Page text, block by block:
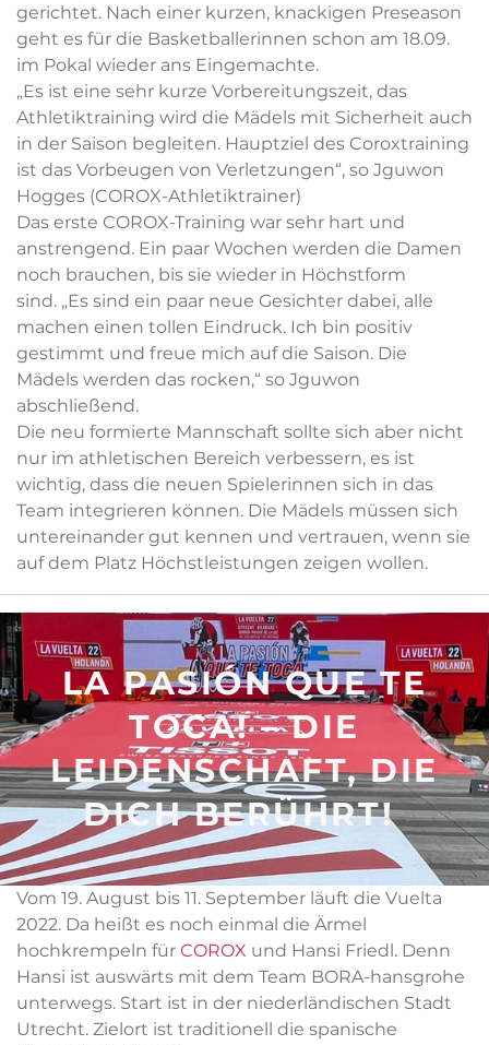
gerichtet. Nach einer kurzen, knackigen Preseason
geht es für die Basketballerinnen schon am 18.09.
im Pokal wieder ans Eingemachte.
„Es ist eine sehr kurze Vorbereitungszeit, das
Athletiktraining wird die Mädels mit Sicherheit auch
in der Saison begleiten. Hauptziel des Coroxtraining
ist das Vorbeugen von Verletzungen“, so Jguwon
Hogges (COROX-Athletiktrainer)
Das erste COROX-Training war sehr hart und
anstrengend. Ein paar Wochen werden die Damen
noch brauchen, bis sie wieder in Höchstform
sind. „Es sind ein paar neue Gesichter dabei, alle
machen einen tollen Eindruck. Ich bin positiv
gestimmt und freue mich auf die Saison. Die
Mädels werden das rocken,“ so Jguwon
abschließend.
Die neu formierte Mannschaft sollte sich aber nicht
nur im athletischen Bereich verbessern, es ist
wichtig, dass die neuen Spielerinnen sich in das
Team integrieren können. Die Mädels müssen sich
untereinander gut kennen und vertrauen, wenn sie
auf dem Platz Höchstleistungen zeigen wollen.
LA PASIÓN QUE TE
TOCA! – DIE
LEIDENSCHAFT, DIE
DICH BERÜHRT!
Vom 19. August bis 11. September läuft die Vuelta
2022. Da heißt es noch einmal die Ärmel
hochkrempeln für COROX und Hansi Friedl. Denn
Hansi ist auswärts mit dem Team BORA-hansgrohe
unterwegs. Start ist in der niederländischen Stadt
Utrecht. Zielort ist traditionell die spanische